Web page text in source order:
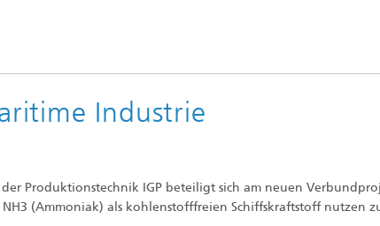
Industrie
Produktionstechnik IGP beteiligt sich am neuen
NH3 (Ammoniak) als kohlenstofffreien Schiffskraftstoff nutzen